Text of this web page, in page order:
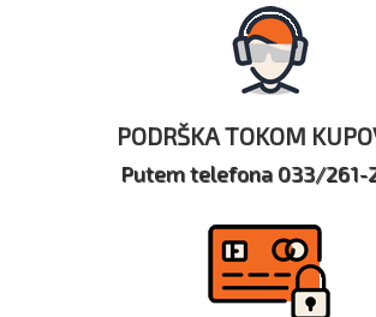
PODRŠKA TOKOM
Putem telefona 033/261-